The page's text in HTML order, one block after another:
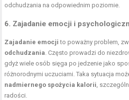
odchudzania na odpowiednim poziomie.
6. Zajadanie emocji i
Zajadanie emocji to poważny problem,
odchudzania. Często prowadzi do
gdyż wiele osób sięga po jedzenie jako
różnorodnymi uczuciami. Taka sytuacja
nadmiernego spożycia kalorii,
radości.